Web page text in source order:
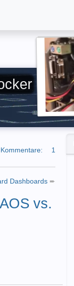
Kommentare: 1
Dashboards ➨
vs.